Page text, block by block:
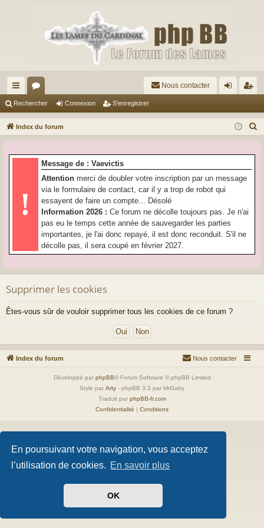
En poursuivant votre navigation, vous acceptez
l’utilisation de cookies. En savoir plus
OK
cc
ès
pi
or
u
s
Nous contacter
ne
on
nr
ist
Rechercher Connexion S’enregistrer
Index du forum
!
Message de : Vaevictis
Attention merci de doubler votre inscription par un message
via le formulaire de contact, car il y a trop de robot qui
essayent de faire un compte... Désolé
Information 2026 : Ce forum ne décolle toujours pas. Je n'ai
pas eu le temps cette année de sauvegarder les parties
importantes, je l'ai donc repayé, il est donc reconduit. S'il ne
décolle pas, il sera coupé en février 2027.
Supprimer les cookies
Êtes-vous sûr de vouloir supprimer tous les cookies de ce forum ?
Index du forum Nous contacter
Développé par phpBB® Forum Software © phpBB Limited
Style par Arty - phpBB 3.3 par MrGaby
Traduit par phpBB-fr.com
Confidentialité | Conditions